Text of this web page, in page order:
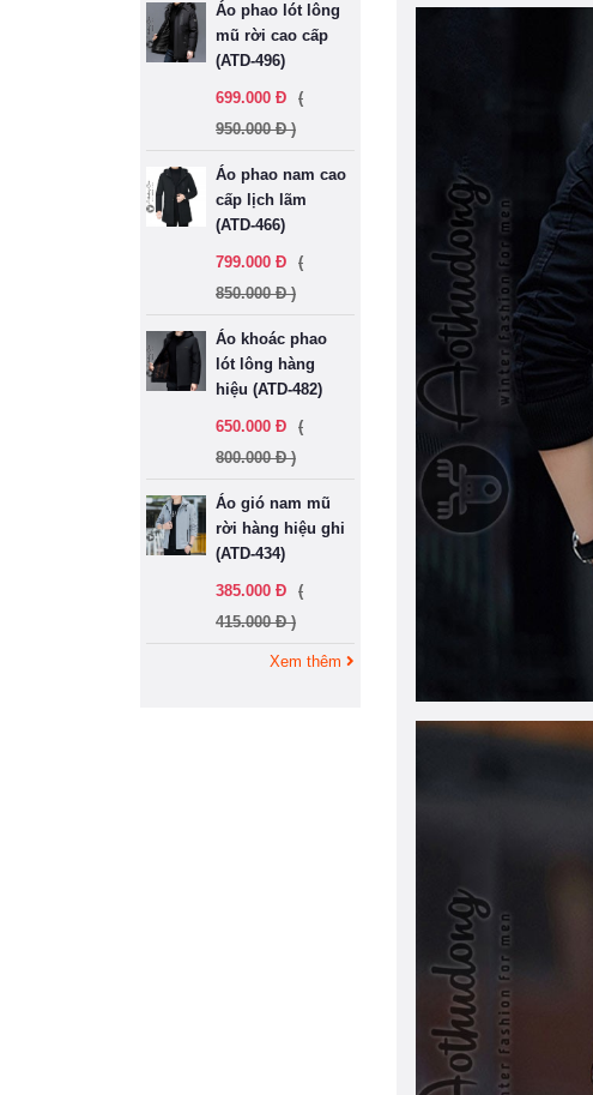
Áo phao lót lông
mũ rời cao cấp
(ATD-496)
699.000 Đ
(
950.000 Đ )
Áo phao nam cao
cấp lịch lãm
(ATD-466)
799.000 Đ
(
850.000 Đ )
Áo khoác phao
lót lông hàng
hiệu (ATD-482)
650.000 Đ
(
800.000 Đ )
Áo gió nam mũ
rời hàng hiệu ghi
(ATD-434)
385.000 Đ
(
415.000 Đ )
Xem thêm